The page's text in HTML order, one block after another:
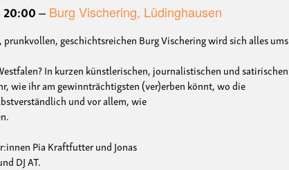
20:00 Burg Vischering, Lüdinghausen
prunkvollen, geschichtsreichen Burg Vischering wird sich alles ums
In kurzen künstlerischen, journalistischen und satirischen
wie ihr am gewinnträchtigsten (ver)erben könnt, wo die
und vor allem, wie
Pia Kraftfutter und Jonas
DJ AT.